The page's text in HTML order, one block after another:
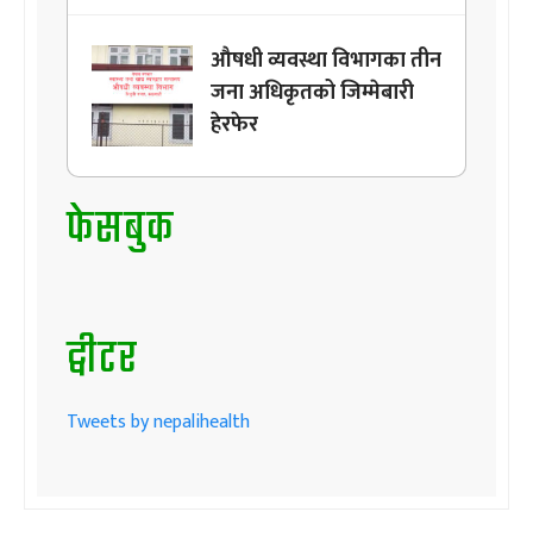
औषधी व्यवस्था विभागका तीन
जना अधिकृतको जिम्मेबारी
हेरफेर
फेसबुक
ट्वीटर
Tweets by nepalihealth